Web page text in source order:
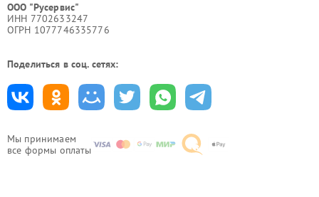
Мы принимаем
все формы оплаты
ООО "Русервис"
ИНН 7702633247
ОГРН 1077746335776
Поделиться в соц. сетях: